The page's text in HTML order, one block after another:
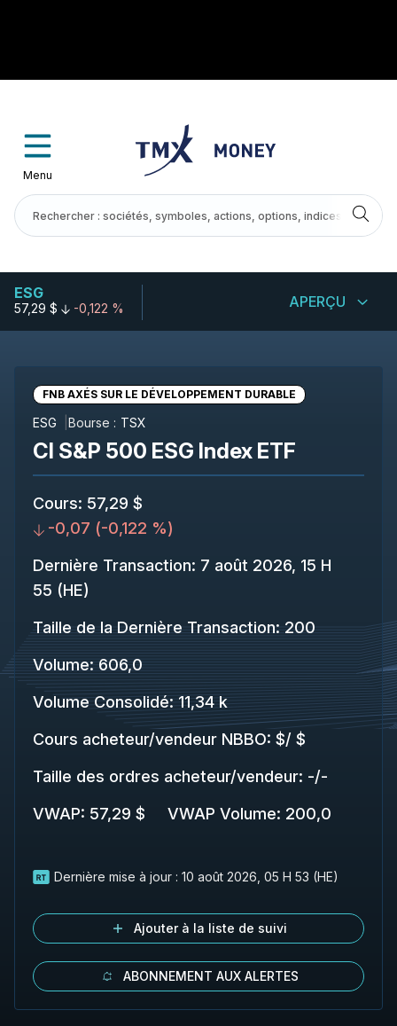
Menu
ESG
57,29 $ -0,122 % APERÇU
FNB AXÉS SUR LE DÉVELOPPEMENT DURABLE
ESG Bourse : TSX
CI S&P 500 ESG Index ETF
Cours: 57,29 $
-0,07 (-0,122 %)
Dernière Transaction: 7 août 2026, 15 H
55 (HE)
Taille de la Dernière Transaction: 200
Volume: 606,0
Volume Consolidé: 11,34 k
Cours acheteur/vendeur NBBO: $/ $
Taille des ordres acheteur/vendeur: -/-
VWAP: 57,29 $ VWAP Volume: 200,0
Dernière mise à jour : 10 août 2026, 05 H 53 (HE)
Ajouter à la liste de suivi
ABONNEMENT AUX ALERTES